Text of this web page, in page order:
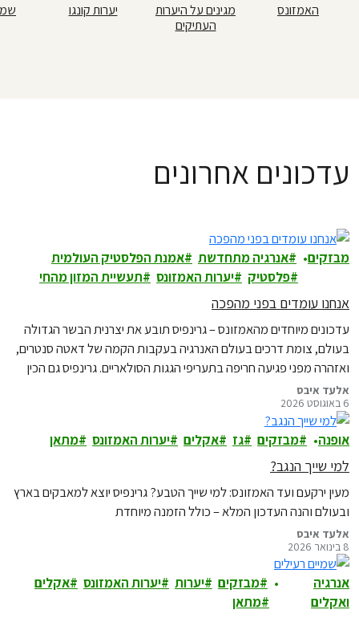
האמזונס
מגינים על היערות
העתיקים
יערות קונגו
עדכונים אחרונים
מבזקים אנרגיה מתחדשת
אמנת הפלסטיק העולמית
פלסטיק
יערות האמזונס תעשיית המזון מהחי
אנחנו עומדים בפני מהפכה
עדכונים מיוחדים מהאמזונס – גרינפיס תובע את יצרנית הבשר הגדולה
בעולם, צומת דרכים בעולם האנרגיה בעקבות הקמה של דאטה סנטרים,
ואזהרה מפני פגיעה חריפה בתעריפי הגגות הסולאריים. גרינפיס גם הכין
לכם מדריך קהילתי לצמצום צריכת הפלסטיק ואפשר להוריד אותו כאן
באופן בלעדי.
אלעד איבס
6 באוגוסט 2026
אופנה מבזקים גז אקלים יערות האמזונס מתאן
למי שייך הנגב?
מעין ירקעם ועד האמזונס: למי שייך הטבע? גרינפיס יוצא למאבקים בארץ
ובעולם והנה העדכון המלא – כולל הזמנה מיוחדת
אלעד איבס
8 בינואר 2026
אנרגיה
ואקלים
מבזקים יערות יערות האמזונס
אקלים
מתאן